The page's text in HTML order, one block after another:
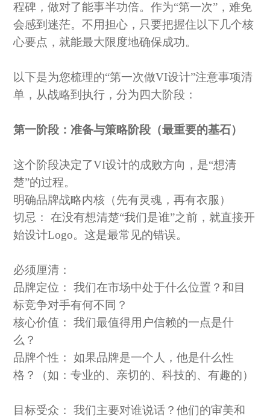
程碑，做对了能事半功倍。作为“第一次”，难免
会感到迷茫。不用担心，只要把握住以下几个核
心要点，就能最大限度地确保成功。
以下是为您梳理的“第一次做VI设计”注意事项清
单，从战略到执行，分为四大阶段：
第一阶段：准备与策略阶段（最重要的基石）
这个阶段决定了VI设计的成败方向，是“想清
楚”的过程。
明确品牌战略内核（先有灵魂，再有衣服）
切忌：
在没有想清楚“我们是谁”之前，就直接开
始设计Logo。这是最常见的错误。
必须厘清：
品牌定位：
我们在市场中处于什么位置？和目
标竞争对手有何不同？
核心价值：
我们最值得用户信赖的一点是什
么？
品牌个性：
如果品牌是一个人，他是什么性
格？（如：专业的、亲切的、科技的、有趣的）
目标受众：
我们主要对谁说话？他们的审美和